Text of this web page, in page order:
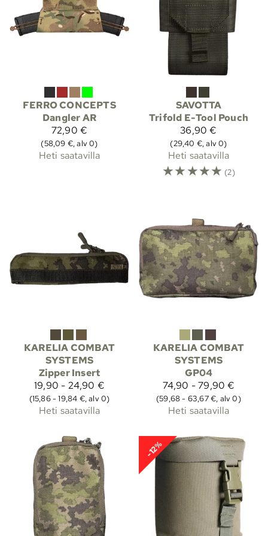
FERRO CONCEPTS
Dangler AR
72,90 €
(58,09 €, alv 0)
Heti saatavilla
SAVOTTA
Trifold E-Tool Pouch
36,90 €
(29,40 €, alv 0)
Heti saatavilla
☆☆☆☆☆ (2)
KARELIA COMBAT
SYSTEMS
Zipper Insert
19,90 - 24,90 €
(15,86 - 19,84 €, alv 0)
Heti saatavilla
KARELIA COMBAT
SYSTEMS
GP04
74,90 - 79,90 €
(59,68 - 63,67 €, alv 0)
Heti saatavilla
-12%